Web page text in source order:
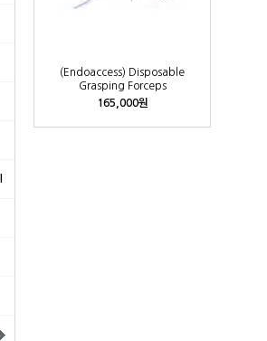
(Endoaccess) Disposable
Grasping Forceps
165,000원